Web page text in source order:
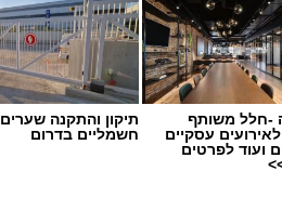
-חלל משותף
עסקיים
ועוד לפרטים
תיקון והתקנה שערים
חשמליים בדרום